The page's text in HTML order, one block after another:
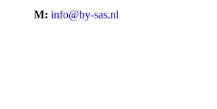
M: info@by-sas.nl